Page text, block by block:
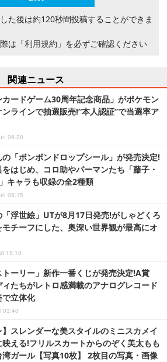
た後は約120秒間投稿することができま
は 「利用規約」 を必ずご確認ください
関連ニュース
カードゲーム30周年記念商品」がポケモン
ラインで抽選販売!“本人認証”で当選率ア
09:30
の「ボンボンドロップシール」が発売決定!
はじめ、コロ助やパーマンたち「藤子・
キャラも収録の全2種類
05:15
浮世絵」UTが8月17日発売!がしゃどくろ
チーフにした、奥深い世界観が最高にオ
15:10
トーリー」新作一番くじが発売決定!A賞
ィたちがレトロ感満載のアナログレコード
立体化
03:40
】スレンダーな美スタイルのミニスカメイ
映える!フリルスカートからのぞく美太もも
ガール【写真10枚】 2枚目の写真・画像